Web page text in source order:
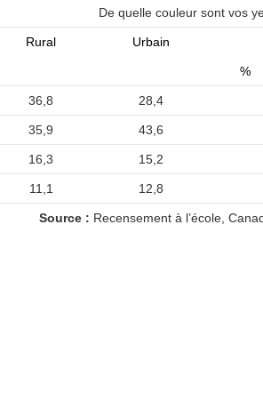
De quelle couleur sont vos
Rural Urbain
%
36,8 28,4
35,9 43,6
16,3 15,2
11,1 12,8
Source : Recensement à l’école,